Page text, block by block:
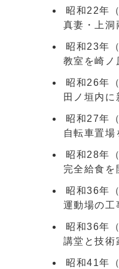
昭和22年
真妻・上洞
昭和23年
教室を崎ノ
昭和26年
田ノ垣内に
昭和27年
自転車置場
昭和28年
完全給食を
昭和36年
運動場の工
昭和36年
講堂と技術
昭和41年